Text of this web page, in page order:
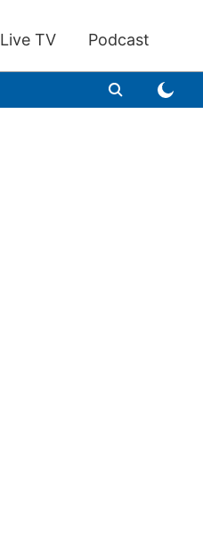
Live TV Podcast